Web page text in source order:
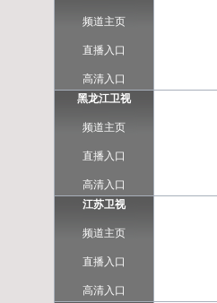
陕西卫视
浙江卫视
西藏卫视
青海卫视
TVB-星河
频道主页
直播入口
高清入口
黑龙江卫视
频道主页
直播入口
高清入口
江苏卫视
频道主页
直播入口
高清入口